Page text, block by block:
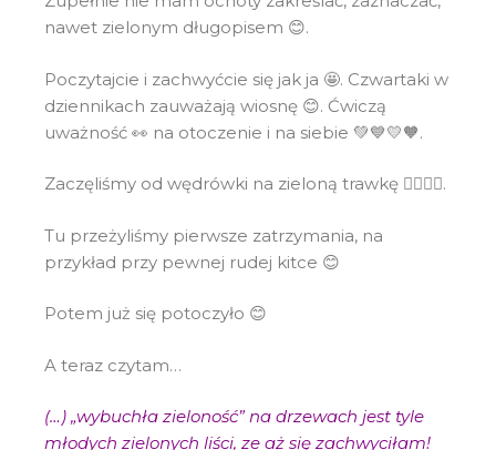
nawet zielonym długopisem 😊.
Poczytajcie i zachwyćcie się jak ja 🤩. Czwartaki w
dziennikach zauważają wiosnę 😊. Ćwiczą
uważność 👀 na otoczenie i na siebie 💚💙💛🧡.
Zaczęliśmy od wędrówki na zieloną trawkę 🏃‍♂️🏃‍♀️.
Tu przeżyliśmy pierwsze zatrzymania, na
przykład przy pewnej rudej kitce 😊
Potem już się potoczyło 😊
A teraz czytam…
(…) „wybuchła zieloność” na drzewach jest tyle
młodych zielonych liści, ze aż się zachwyciłam!